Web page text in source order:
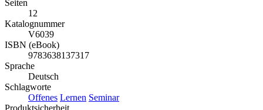
Seiten
12
Katalognummer
V6039
ISBN (eBook)
9783638137317
Sprache
Deutsch
Schlagworte
Offenes Lernen Seminar